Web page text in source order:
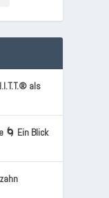
als
🌀 Ein Blick